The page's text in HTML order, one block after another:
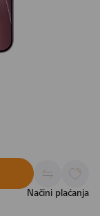
Načini plaćanja